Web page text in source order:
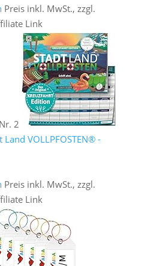
Preis inkl. MwSt., zzgl.
Link
2
Land VOLLPFOSTEN® -
Preis inkl. MwSt., zzgl.
Link